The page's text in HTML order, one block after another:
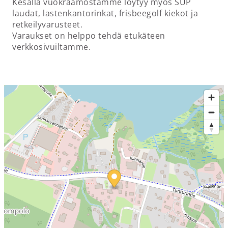
laudat, lastenkantorinkat, frisbeegolf kiekot ja
retkeilyvarusteet.
Varaukset on helppo tehdä etukäteen